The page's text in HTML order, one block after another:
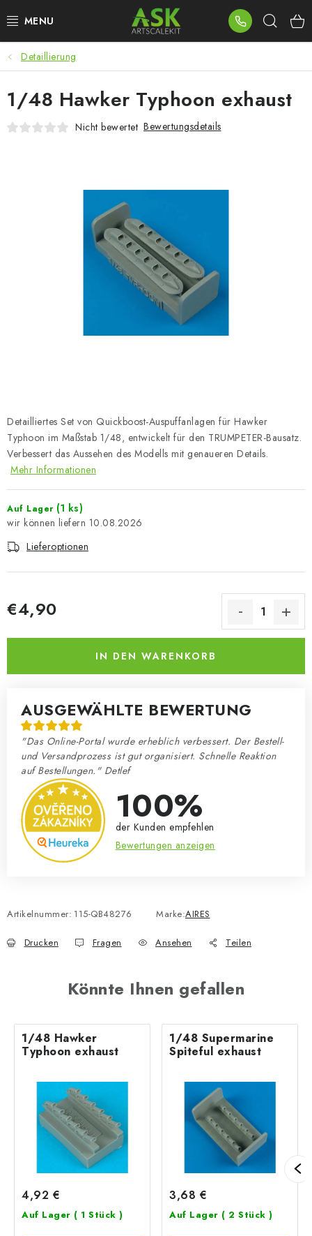
Inhalt
BLOG
SUMMER DAYS
WARHAMMER
PLASTIKMODELLE
VOUCHERS
VERKAUFTE MARKEN
Versand und Bezahlung
Bedingungen und Konditionen
Datenschutzbestimmungen
Detaillierung
Detailliertes Set von Quickboost-Auspuffanlagen für Hawker
Typhoon im Maßstab 1/48, entwickelt für den TRUMPETER-Bausatz.
Verbessert das Aussehen des Modells mit genaueren Details.
Mehr Informationen
Auf Lager (1 ks)
10.08.2026
Lieferoptionen
€4,90
IN DEN WARENKORB
AUSGEWÄHLTE BEWERTUNG
"Das Online-Portal wurde erheblich verbessert. Der Bestell-
und Versandprozess ist gut organisiert. Schnelle Reaktion
auf Bestellungen." Detlef
100%
der Kunden empfehlen
Bewertungen anzeigen
Artikelnummer: 115-QB48276 Marke:AIRES
Drucken Fragen Ansehen Teilen
1/48 Hawker Typhoon exhaust
Nicht bewertet Bewertungsdetails
Könnte Ihnen gefallen
1/48 Hawker
Typhoon exhaust
4,92 €
Auf Lager ( 1 Stück )
1/48 Supermarine
Spiteful exhaust
3,68 €
Auf Lager ( 2 Stück )